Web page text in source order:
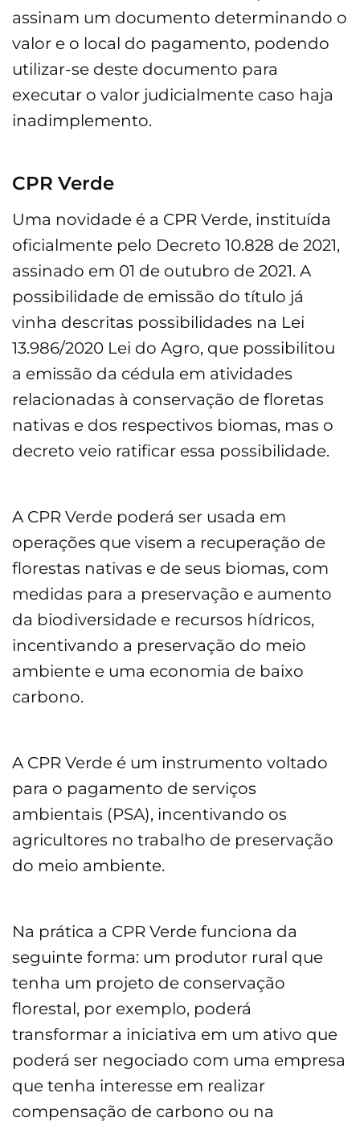
assinam um documento determinando o
valor e o local do pagamento, podendo
utilizar-se deste documento para
executar o valor judicialmente caso haja
inadimplemento.
CPR Verde
Uma novidade é a CPR Verde, instituída
oficialmente pelo Decreto 10.828 de 2021,
assinado em 01 de outubro de 2021. A
possibilidade de emissão do título já
vinha descritas possibilidades na Lei
13.986/2020 Lei do Agro, que possibilitou
a emissão da cédula em atividades
relacionadas à conservação de floretas
nativas e dos respectivos biomas, mas o
decreto veio ratificar essa possibilidade.
A CPR Verde poderá ser usada em
operações que visem a recuperação de
florestas nativas e de seus biomas, com
medidas para a preservação e aumento
da biodiversidade e recursos hídricos,
incentivando a preservação do meio
ambiente e uma economia de baixo
carbono.
A CPR Verde é um instrumento voltado
para o pagamento de serviços
ambientais (PSA), incentivando os
agricultores no trabalho de preservação
do meio ambiente.
Na prática a CPR Verde funciona da
seguinte forma: um produtor rural que
tenha um projeto de conservação
florestal, por exemplo, poderá
transformar a iniciativa em um ativo que
poderá ser negociado com uma empresa
que tenha interesse em realizar
compensação de carbono ou na